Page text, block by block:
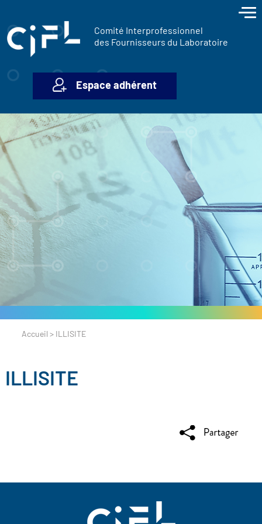
Comité Interprofessionnel
des Fournisseurs du Laboratoire
Espace adhérent
Accueil > ILLISITE
ILLISITE